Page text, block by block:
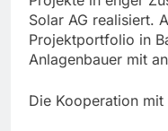
Solar AG realisiert.
Projektportfolio in
Anlagenbauer mit
Die Kooperation